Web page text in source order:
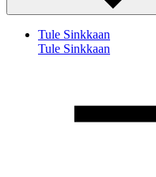
Tule Sinkkaan
Tule Sinkkaan